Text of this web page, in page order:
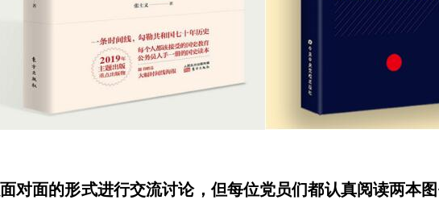
对面的形式进行交流讨论，但每位党员们都认真阅读两本